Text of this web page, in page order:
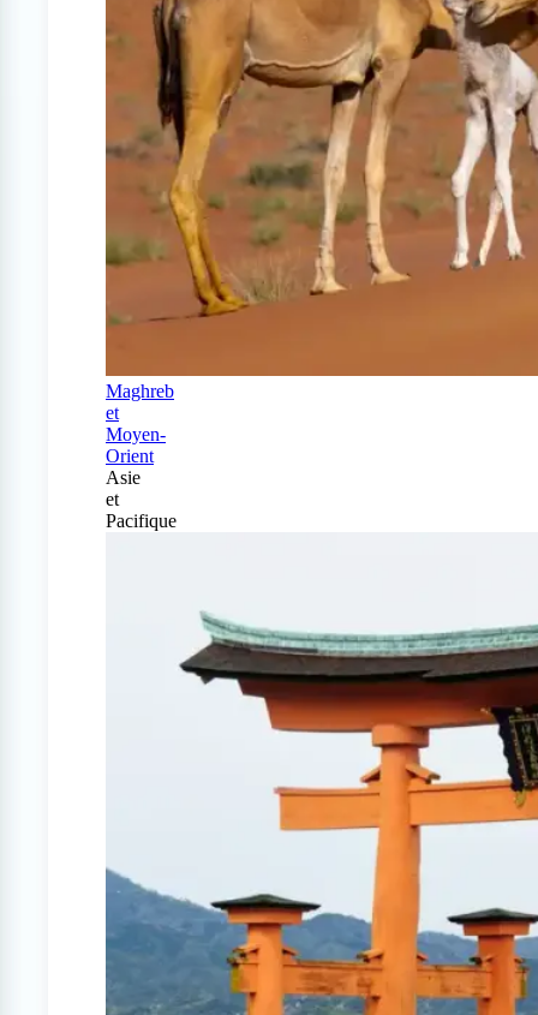
Maghreb
et
Moyen-
Orient
Asie
et
Pacifique